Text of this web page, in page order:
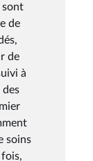
sont
de
de
à
des
soins